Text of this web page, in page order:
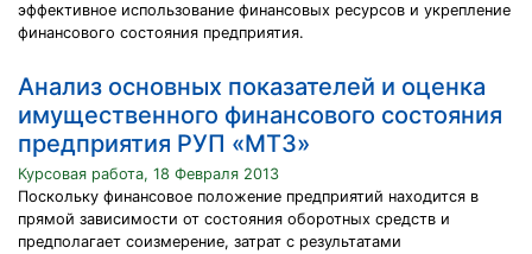
эффективное использование финансовых ресурсов и укрепление
финансового состояния предприятия.
Анализ основных показателей и оценка
имущественного финансового состояния
предприятия РУП «МТЗ»
Курсовая работа, 18 Февраля 2013
Поскольку финансовое положение предприятий находится в
прямой зависимости от состояния оборотных средств и
предполагает соизмерение, затрат с результатами